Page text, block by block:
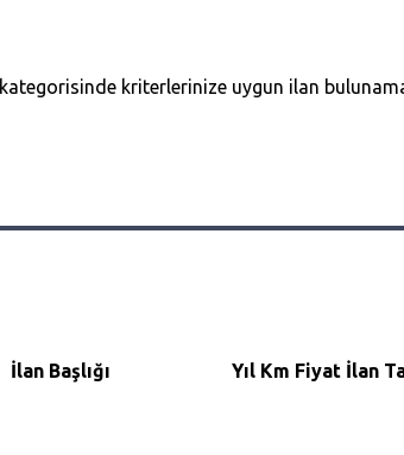
kategorisinde kriterlerinize uygun ilan
İlan Başlığı Yıl Km Fiyat İlan